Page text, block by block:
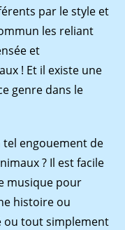
par le style et
les reliant
et
! Et il existe une
genre dans le
engouement de
? Il est facile
musique pour
histoire ou
ou tout simplement